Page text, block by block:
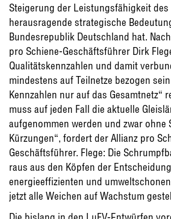
Steigerung der Leistungsfähigkeit des
herausragende strategische
Bundesrepublik Deutschland hat.
pro Schiene-Geschäftsführer Dirk
Qualitätskennzahlen und damit
mindestens auf Teilnetze bezogen
Kennzahlen nur auf das Gesamtnetz“
muss auf jeden Fall die aktuelle
aufgenommen werden und zwar ohne
Kürzungen“, fordert der Allianz pro
Geschäftsführer. Flege: Die
raus aus den Köpfen der
energieeffizienten und
jetzt alle Weichen auf Wachstum